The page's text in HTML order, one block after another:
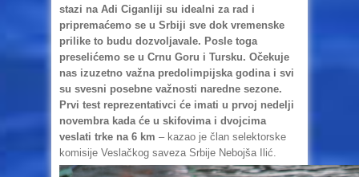
stazi na Adi Ciganliji su idealni za rad i
pripremaćemo se u Srbiji sve dok vremenske
prilike to budu dozvoljavale. Posle toga
preselićemo se u Crnu Goru i Tursku. Očekuje
nas izuzetno važna predolimpijska godina i svi
su svesni posebne važnosti naredne sezone.
Prvi test reprezentativci će imati u prvoj nedelji
novembra kada će u skifovima i dvojcima
veslati trke na 6 km – kazao je član selektorske
komisije Veslačkog saveza Srbije Nebojša Ilić.